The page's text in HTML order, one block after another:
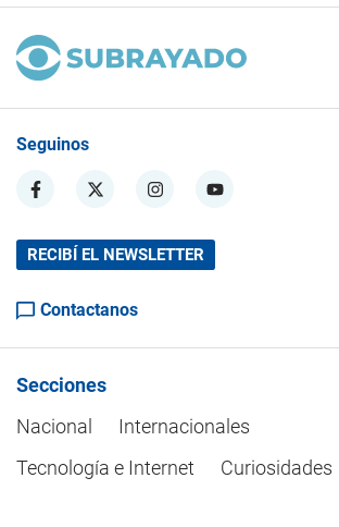
Seguinos
RECIBÍ EL NEWSLETTER
Contactanos
Secciones
Nacional
Internacionales
Tecnología e Internet
Curiosidades